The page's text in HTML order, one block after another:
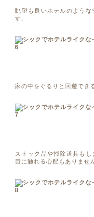
眺望も良いホテルのよう
す。
家の中をぐるりと回遊でき
ストック品や掃除道具も
目に触れる心配もありませ